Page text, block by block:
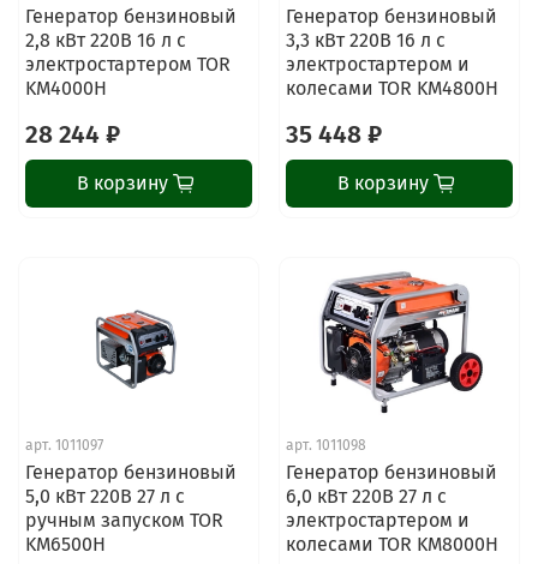
Генератор бензиновый
2,8 кВт 220В 16 л с
электростартером TOR
KM4000H
28 244 ₽
В корзину
Генератор бензиновый
3,3 кВт 220В 16 л с
электростартером и
колесами TOR KM4800H
35 448 ₽
В корзину
арт. 1011097
Генератор бензиновый
5,0 кВт 220В 27 л с
ручным запуском TOR
KM6500H
арт. 1011098
Генератор бензиновый
6,0 кВт 220В 27 л с
электростартером и
колесами TOR KM8000H